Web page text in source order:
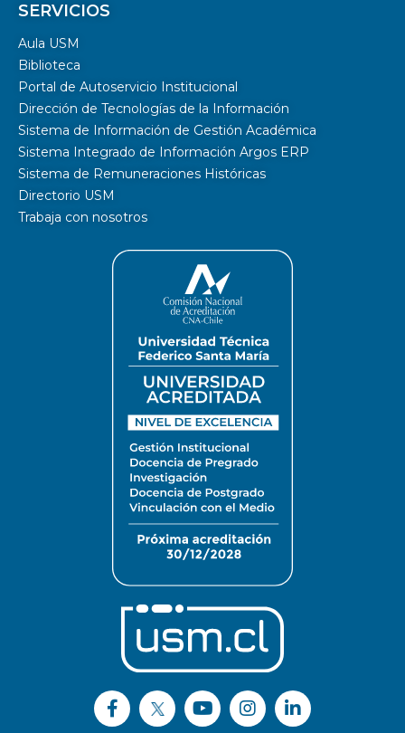
SERVICIOS
Aula USM
Biblioteca
Portal de Autoservicio Institucional
Dirección de Tecnologías de la Información
Sistema de Información de Gestión Académica
Sistema Integrado de Información Argos ERP
Sistema de Remuneraciones Históricas
Directorio USM
Trabaja con nosotros